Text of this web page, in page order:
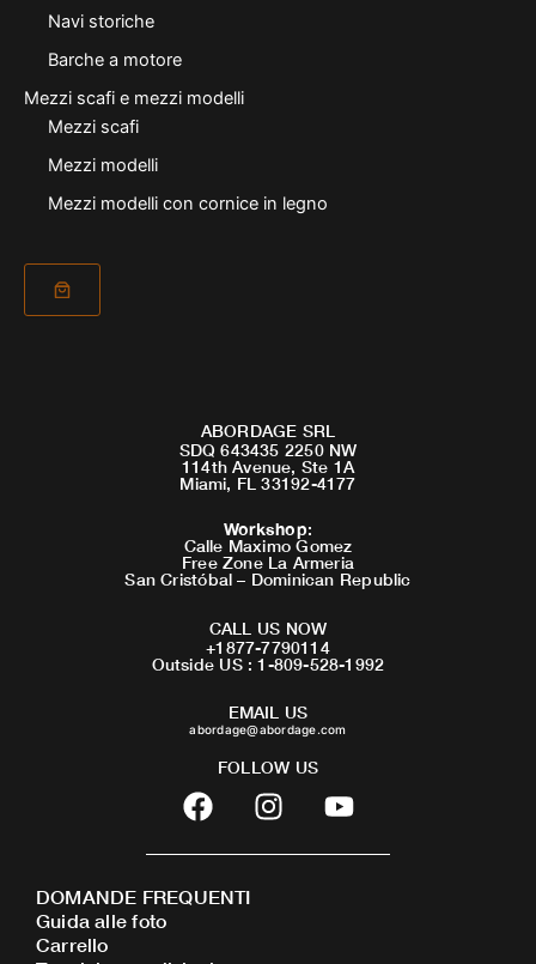
Navi storiche
Barche a motore
Mezzi scafi e mezzi modelli
Mezzi scafi
Mezzi modelli
Mezzi modelli con cornice in legno
ABORDAGE SRL
SDQ 643435 2250 NW
114th Avenue, Ste 1A
Miami, FL 33192-4177
Workshop:
Calle Maximo Gomez
Free Zone La Armeria
San Cristóbal – Dominican Republic
CALL US NOW
+1877-7790114
Outside US : 1-809-528-1992
EMAIL US
abordage@abordage.com
FOLLOW US
F
a
c
b
I
n
s
Y
o
u
DOMANDE FREQUENTI
Guida alle foto
Carrello